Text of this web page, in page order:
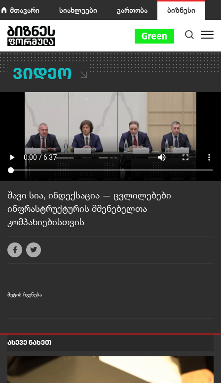
მთავარი სიახლეები გართობა ბიზნესი
ვიდეო
შავი სია, ინდექსაცია — ცვლილებები
ინფრასტრუქტურის მშენებელთა
კომპანიებისთვის
მეტის ჩვენება
ᲐᲡᲔᲕᲔ ᲜᲐᲮᲔᲗ